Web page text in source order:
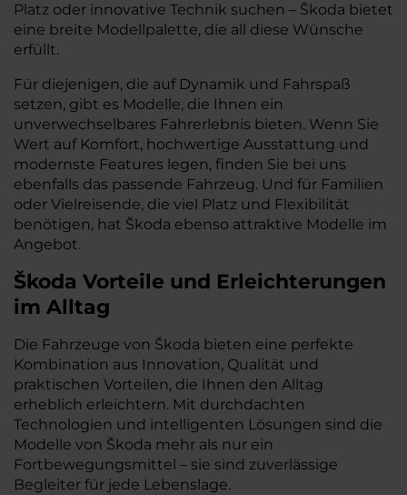
Platz oder innovative Technik suchen – Škoda bietet
eine breite Modellpalette, die all diese Wünsche
erfüllt.
Für diejenigen, die auf Dynamik und Fahrspaß
setzen, gibt es Modelle, die Ihnen ein
unverwechselbares Fahrerlebnis bieten. Wenn Sie
Wert auf Komfort, hochwertige Ausstattung und
modernste Features legen, finden Sie bei uns
ebenfalls das passende Fahrzeug. Und für Familien
oder Vielreisende, die viel Platz und Flexibilität
benötigen, hat Škoda ebenso attraktive Modelle im
Angebot.
Škoda Vorteile und Erleichterungen
im Alltag
Die Fahrzeuge von Škoda bieten eine perfekte
Kombination aus Innovation, Qualität und
praktischen Vorteilen, die Ihnen den Alltag
erheblich erleichtern. Mit durchdachten
Technologien und intelligenten Lösungen sind die
Modelle von Škoda mehr als nur ein
Fortbewegungsmittel – sie sind zuverlässige
Begleiter für jede Lebenslage.